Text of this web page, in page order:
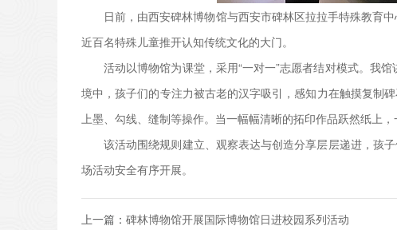
日前，由西安碑林博物馆与西安市碑林区拉拉手特殊教育
近百名特殊儿童推开认知传统文化的大门。
活动以博物馆为课堂，采用“一对一”志愿者结对模式。我
境中，孩子们的专注力被古老的汉字吸引，感知力在触摸复制
上墨、勾线、缝制等操作。当一幅幅清晰的拓印作品跃然纸上
该活动围绕规则建立、观察表达与创造分享层层递进，孩
场活动安全有序开展。
上一篇： 碑林博物馆开展国际博物馆日进校园系列活动